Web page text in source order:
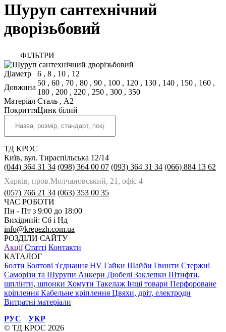
Шуруп сантехнічний
дворізьбовий
ФIЛЬТРИ
Діаметр 6 , 8 , 10 , 12
Довжина
50 , 60 , 70 , 80 , 90 , 100 , 120 , 130 , 140 , 150 , 160 ,
180 , 200 , 220 , 250 , 300 , 350
Матеріал Сталь , A2
ПокриттяЦинк білий
ТД КРОС
Київ, вул. Тираспільська 12/14
(044) 364 31 34 (098) 364 00 07 (093) 364 31 34 (066) 884 13 62
Харків, пров.Молчановський, 21, офіс 4
(057) 766 21 34 (063) 353 00 35
ЧАС РОБОТИ
Пн - Пт з 9:00 до 18:00
Вихідний: Сб і Нд
info@krepezh.com.ua
РОЗДІЛИ САЙТУ
Акції Статті Контакти
КАТАЛОГ
Болти Болтові з'єднання HV Гайки Шайби Гвинти Стержні
Саморізи та Шурупи Анкери Дюбелі Заклепки Штифти,
шплінти, шпонки Хомути Такелаж Інші товари Перфороване
кріплення Кабельне кріплення Цвяхи, дріт, електроди
Витратні матеріали
РУС
УКР
© ТД КРОС 2026